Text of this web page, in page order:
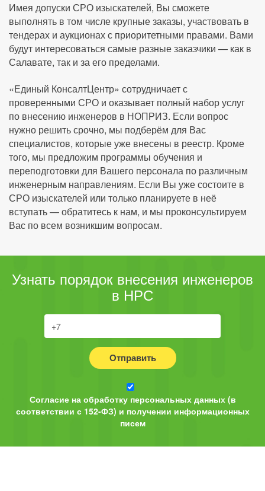
Имея допуски СРО изыскателей, Вы сможете
выполнять в том числе крупные заказы, участвовать в
тендерах и аукционах с приоритетными правами. Вами
будут интересоваться самые разные заказчики — как в
Салавате, так и за его пределами.
«Единый КонсалтЦентр» сотрудничает с
проверенными СРО и оказывает полный набор услуг
по внесению инженеров в НОПРИЗ. Если вопрос
нужно решить срочно, мы подберём для Вас
специалистов, которые уже внесены в реестр. Кроме
того, мы предложим программы обучения и
переподготовки для Вашего персонала по различным
инженерным направлениям. Если Вы уже состоите в
СРО изыскателей или только планируете в неё
вступать — обратитесь к нам, и мы проконсультируем
Вас по всем возникшим вопросам.
Узнать порядок внесения инженеров
в НРС
Отправить
Согласие на обработку персональных данных (в
соответствии с 152-ФЗ) и получении информационных
писем